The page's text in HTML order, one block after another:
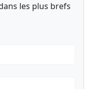
les plus brefs